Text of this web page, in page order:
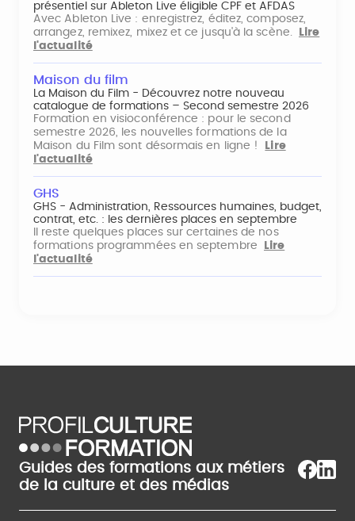
présentiel sur Ableton Live éligible CPF et AFDAS
Avec Ableton Live : enregistrez, éditez, composez,
arrangez, remixez, mixez et ce jusqu'à la scène.
Lire
l'actualité
Maison du film
La Maison du Film - Découvrez notre nouveau
catalogue de formations – Second semestre 2026
Formation en visioconférence : pour le second
semestre 2026, les nouvelles formations de la
Maison du Film sont désormais en ligne !
Lire
l'actualité
GHS
GHS - Administration, Ressources humaines, budget,
contrat, etc. : les dernières places en septembre
Il reste quelques places sur certaines de nos
formations programmées en septembre
Lire
l'actualité
Guides des formations aux métiers
de la culture et des médias